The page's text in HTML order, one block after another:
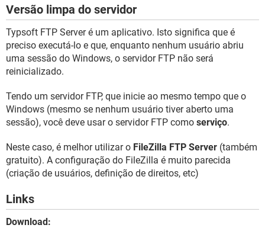
Versão limpa do servidor
Typsoft FTP Server é um aplicativo. Isto significa que é
preciso executá-lo e que, enquanto nenhum usuário abriu
uma sessão do Windows, o servidor FTP não será
reinicializado.
Tendo um servidor FTP, que inicie ao mesmo tempo que o
Windows (mesmo se nenhum usuário tiver aberto uma
sessão), você deve usar o servidor FTP como serviço.
Neste caso, é melhor utilizar o FileZilla FTP Server (também
gratuito). A configuração do FileZilla é muito parecida
(criação de usuários, definição de direitos, etc)
Links
Download: